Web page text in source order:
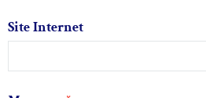
Site Internet